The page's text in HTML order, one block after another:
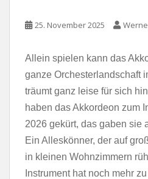
25. November 2025
Allein spielen kann das
ganze Orchesterlandschaft
träumt ganz leise für sich
haben das Akkordeon zum
2026 gekürt, das gaben sie
Ein Alleskönner, der auf
in kleinen Wohnzimmern
Instrument hat noch mehr